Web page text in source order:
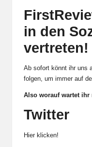
in den
vertreten!
Ab sofort könnt ihr uns
folgen, um immer auf
Also worauf wartet ihr
Twitter
Hier klicken!